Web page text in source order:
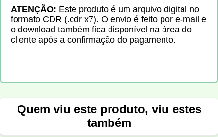
ATENÇÃO: Este produto é um arquivo digital no
formato CDR (.cdr x7). O envio é feito por e-mail e
o download também fica disponível na área do
cliente após a confirmação do pagamento.
Quem viu este produto, viu estes
também